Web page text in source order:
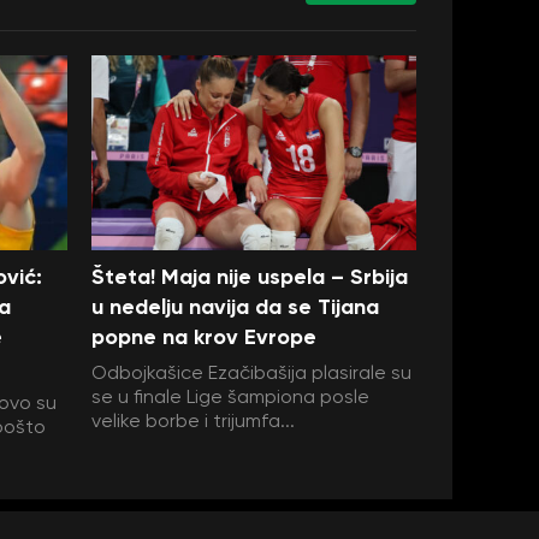
su
Šteta! Maja nije uspela – Srbija
u nedelju navija da se Tijana
popne na krov Evrope
Odbojkašice Ezačibašija plasirale su
se u finale Lige šampiona posle
velike borbe i trijumfa...